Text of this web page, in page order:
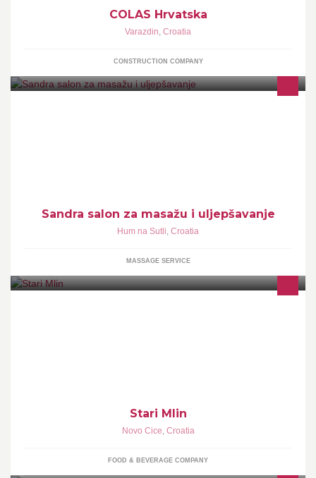
COLAS Hrvatska
Varazdin, Croatia
CONSTRUCTION COMPANY
Sandra salon za masažu i uljepšavanje
Hum na Sutli, Croatia
MASSAGE SERVICE
Stari Mlin
Novo Cice, Croatia
FOOD & BEVERAGE COMPANY